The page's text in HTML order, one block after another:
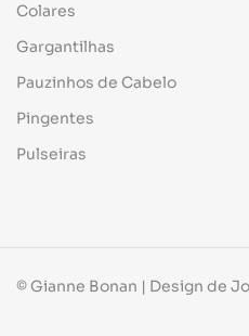
Colares
Gargantilhas
Pauzinhos de Cabelo
Pingentes
Pulseiras
© Gianne Bonan | Design de